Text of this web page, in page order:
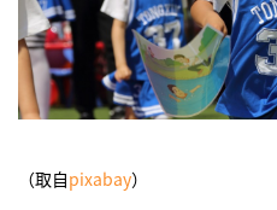
（取自pixabay）